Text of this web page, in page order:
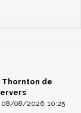
Thornton de
08/08/2026, 10:25